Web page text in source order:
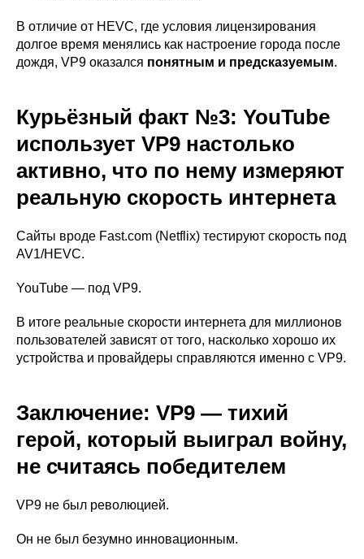
В отличие от HEVC, где условия лицензирования
долгое время менялись как настроение города после
дождя, VP9 оказался понятным и предсказуемым.
Курьёзный факт №3: YouTube
использует VP9 настолько
активно, что по нему измеряют
реальную скорость интернета
Сайты вроде Fast.com (Netflix) тестируют скорость под
AV1/HEVC.
YouTube — под VP9.
В итоге реальные скорости интернета для миллионов
пользователей зависят от того, насколько хорошо их
устройства и провайдеры справляются именно с VP9.
Заключение: VP9 — тихий
герой, который выиграл войну,
не считаясь победителем
VP9 не был революцией.
Он не был безумно инновационным.